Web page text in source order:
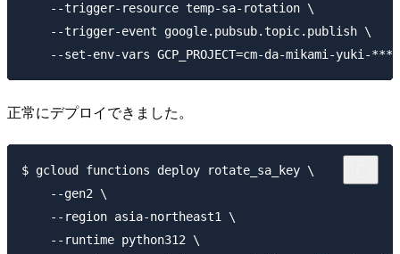
    --trigger-resource temp-sa-rotation \
    --trigger-event google.pubsub.topic.publish \
正常にデプロイできました。
$ gcloud functions deploy rotate_sa_key \
    --gen2 \
    --region asia-northeast1 \
    --runtime python312 \